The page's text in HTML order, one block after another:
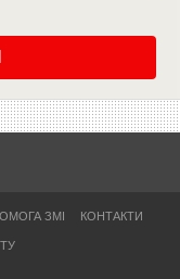
ЗМІ КОНТАКТИ